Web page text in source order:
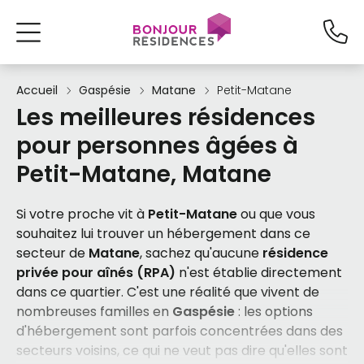
Accueil Gaspésie Matane Petit-Matane
Les meilleures résidences
pour personnes âgées à
Petit-Matane, Matane
Si votre proche vit à Petit-Mataneou que vous
souhaitez lui trouver un hébergement dans ce
secteur de Matane, sachez qu'aucune résidence
privée pour aînés (RPA) n'est établie directement
dans ce quartier. C'est une réalité que vivent de
nombreuses familles en Gaspésie: les options
d'hébergement sont parfois concentrées dans des
secteurs voisins, ce qui ne veut pas dire qu'elles sont